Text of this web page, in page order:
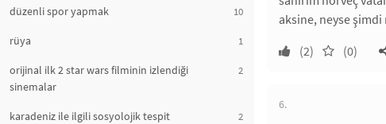
düzenli spor yapmak 10
rüya 1
orijinal ilk 2 star wars filminin izlendiği
sinemalar
2
karadeniz ile ilgili sosyolojik tespit 2
aksine, neyse
(2)
(0)
6.